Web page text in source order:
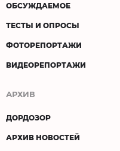
ОБСУЖДАЕМОЕ
ТЕСТЫ И ОПРОСЫ
ФОТОРЕПОРТАЖИ
ВИДЕОРЕПОРТАЖИ
АРХИВ
ДОРДОЗОР
АРХИВ НОВОСТЕЙ